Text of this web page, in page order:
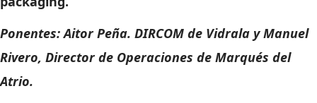
Ponentes: Aitor Peña. DIRCOM de Vidrala y Manuel
Rivero, Director de Operaciones de Marqués del
Atrio.